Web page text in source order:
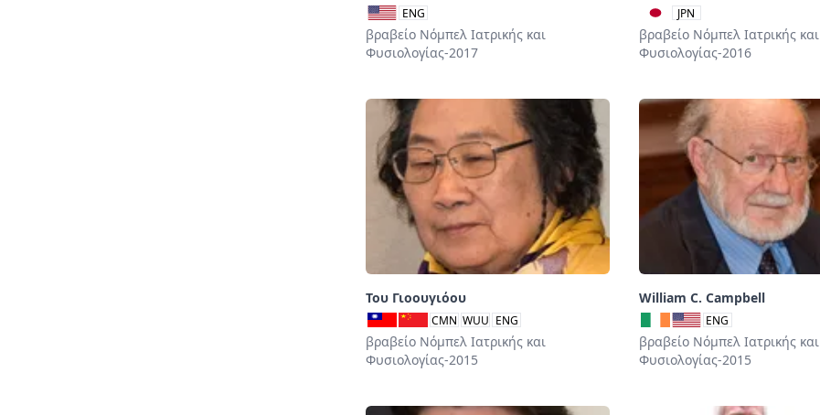
ENG
βραβείο Νόμπελ Ιατρικής και
Φυσιολογίας-2017
JPN
βραβείο Νόμπελ Ιατρικής και
Φυσιολογίας-2016
Του Γιοουγιόου
CMN WUU ENG
βραβείο Νόμπελ Ιατρικής και
Φυσιολογίας-2015
William C. Campbell
ENG
βραβείο Νόμπελ Ιατρικής και
Φυσιολογίας-2015